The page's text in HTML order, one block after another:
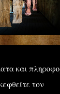
και
τον